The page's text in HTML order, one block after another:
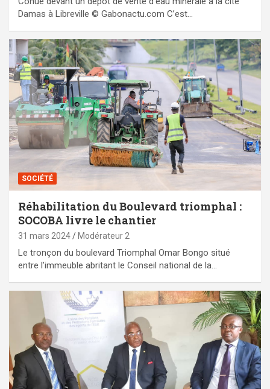
Damas à Libreville © Gabonactu.com C’est…
SOCIÉTÉ
Réhabilitation du Boulevard triomphal :
SOCOBA livre le chantier
31 mars 2024 Modérateur 2
Le tronçon du boulevard Triomphal Omar Bongo situé
entre l’immeuble abritant le Conseil national de la…